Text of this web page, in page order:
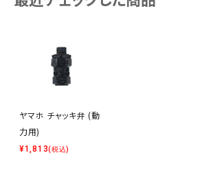
ヤマホ チャッキ弁 (動
力用)
¥1,813(税込)